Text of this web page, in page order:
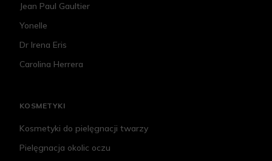
Jean Paul Gaultier
Yonelle
Dr Irena Eris
Carolina Herrera
KOSMETYKI
Kosmetyki do pielęgnacji twarzy
Pielęgnacja okolic oczu